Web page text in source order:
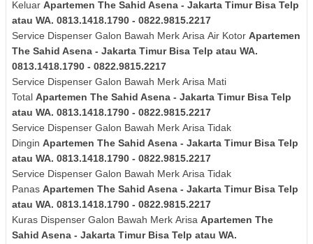
Keluar Apartemen The Sahid Asena - Jakarta Timur Bisa Telp
atau WA. 0813.1418.1790 - 0822.9815.2217
Service Dispenser Galon Bawah Merk Arisa Air Kotor Apartemen
The Sahid Asena - Jakarta Timur Bisa Telp atau WA.
0813.1418.1790 - 0822.9815.2217
Service Dispenser Galon Bawah Merk Arisa Mati
Total Apartemen The Sahid Asena - Jakarta Timur Bisa Telp
atau WA. 0813.1418.1790 - 0822.9815.2217
Service Dispenser Galon Bawah Merk Arisa Tidak
Dingin Apartemen The Sahid Asena - Jakarta Timur Bisa Telp
atau WA. 0813.1418.1790 - 0822.9815.2217
Service Dispenser Galon Bawah Merk Arisa Tidak
Panas Apartemen The Sahid Asena - Jakarta Timur Bisa Telp
atau WA. 0813.1418.1790 - 0822.9815.2217
Kuras Dispenser Galon Bawah Merk Arisa Apartemen The
Sahid Asena - Jakarta Timur Bisa Telp atau WA.